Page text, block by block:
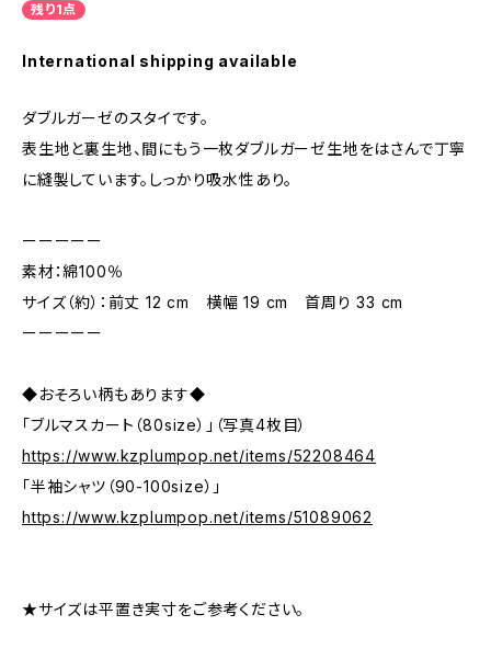
残り1点
International shipping available
ダブルガーゼのスタイです。
表生地と裏生地、間にもう一枚ダブルガーゼ生地をはさんで丁寧
に縫製しています。しっかり吸水性あり。
ーーーーー
素材：綿100％
サイズ（約）：前丈 12 cm 横幅 19 cm 首周り 33 cm
ーーーーー
◆おそろい柄もあります◆
「ブルマスカート（80size）」（写真4枚目）
https://www.kzplumpop.net/items/52208464
「半袖シャツ（90-100size）」
https://www.kzplumpop.net/items/51089062
★サイズは平置き実寸をご参考ください。